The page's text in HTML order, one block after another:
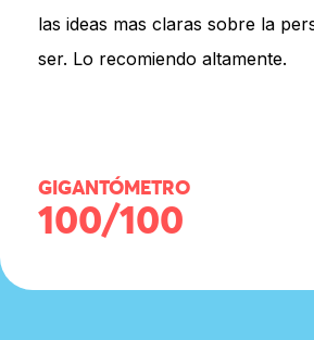
las ideas mas claras sobre la
ser. Lo recomiendo altamente.
GIGANTÓMETRO
100/100